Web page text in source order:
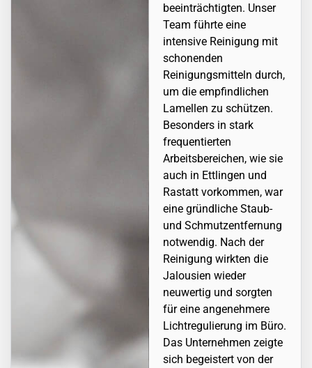
beeinträchtigten. Unser
Team führte eine
intensive Reinigung mit
schonenden
Reinigungsmitteln durch,
um die empfindlichen
Lamellen zu schützen.
Besonders in stark
frequentierten
Arbeitsbereichen, wie sie
auch in Ettlingen und
Rastatt vorkommen, war
eine gründliche Staub-
und Schmutzentfernung
notwendig. Nach der
Reinigung wirkten die
Jalousien wieder
neuwertig und sorgten
für eine angenehmere
Lichtregulierung im Büro.
Das Unternehmen zeigte
sich begeistert von der